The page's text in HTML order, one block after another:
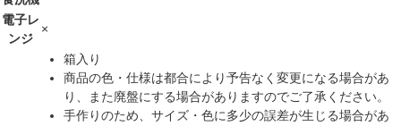
電子レ
ンジ
×
箱入り
商品の色・仕様は都合により予告なく変更になる場合があ
り、また廃盤にする場合がありますのでご了承ください。
手作りのため、サイズ・色に多少の誤差が生じる場合があ